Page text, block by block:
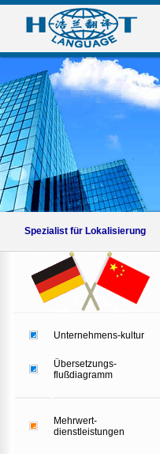
Spezialist für Lokalisierung
Unternehmens-kultur
Übersetzungs-
flußdiagramm
Mehrwert-
dienstleistungen